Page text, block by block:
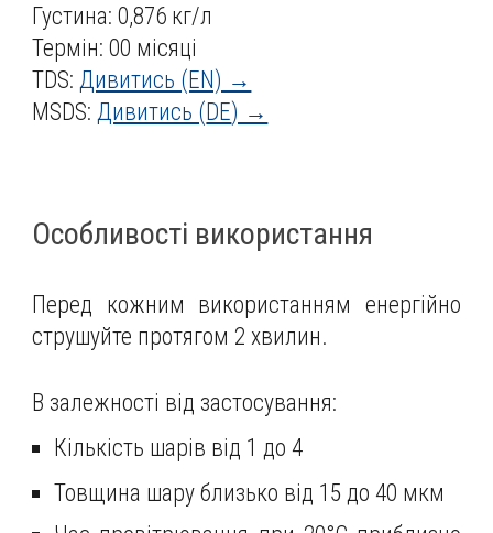
Густина: 0,876 кг/л
Термін:00 місяці
TDS:Дивитись (EN) →
MSDS:Дивитись (DE) →
Особливості використання
Перед кожним використанням енергійно
струшуйте протягом 2 хвилин.
В залежності від застосування:
Кількість шарів від 1 до 4
Товщина шару близько від 15 до 40 мкм